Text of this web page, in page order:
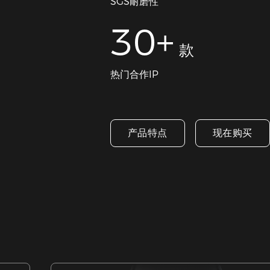
30+ 款
热门合作IP
产品特点 现在购买